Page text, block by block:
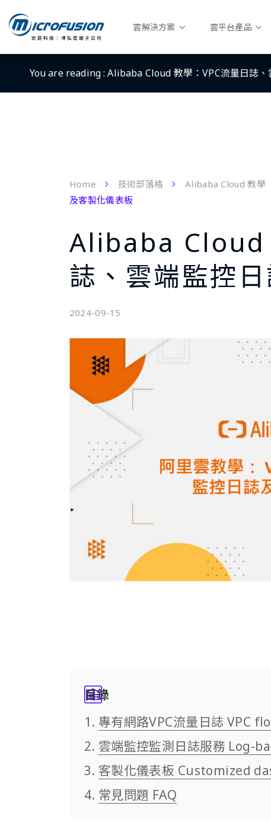
雲解決方案 雲平台產品
You are reading :Alibaba Cloud 教學：VPC流量日誌
Home 技術部落格 Alibaba Cloud 教學
及客製化儀表板
Alibaba Cloud
誌、雲端監控
2024-09-15
目錄
專有網路VPC流量日誌 VPC
雲端監控監測日誌服務 Log-
客製化儀表板 Customized
常見問題 FAQ